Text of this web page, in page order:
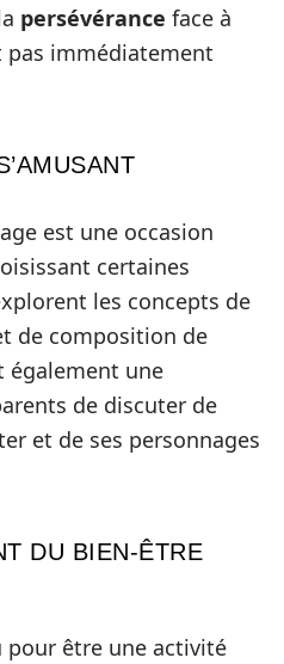
persévérance face à
pas immédiatement
est une occasion
certaines
les concepts de
de composition de
également une
de discuter de
et de ses personnages
DU BIEN-ÊTRE
pour être une activité